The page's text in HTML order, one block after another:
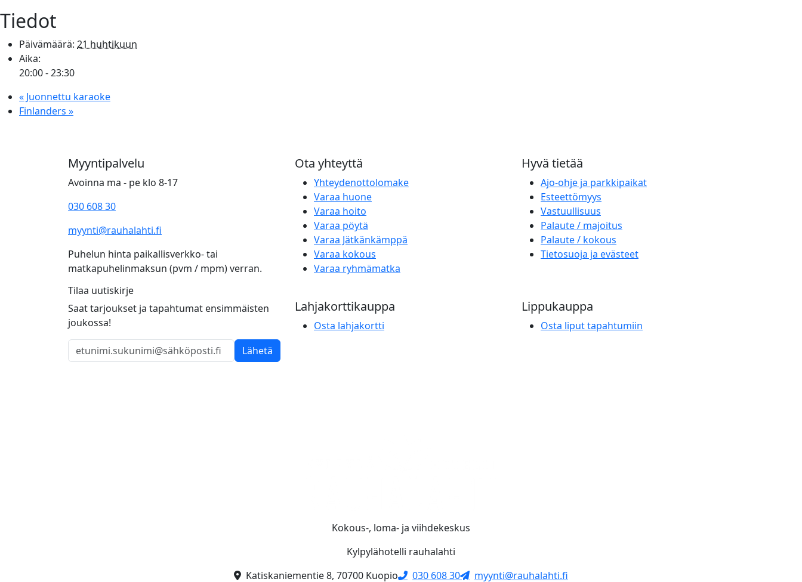
Tiedot
Päivämäärä: 21 huhtikuun
Aika:
20:00 - 23:30
« Juonnettu karaoke
Finlanders »
Myyntipalvelu
Avoinna ma - pe klo 8-17
030 608 30
myynti@rauhalahti.fi
Puhelun hinta paikallisverkko- tai
matkapuhelinmaksun (pvm / mpm) verran.
Tilaa uutiskirje
Saat tarjoukset ja tapahtumat ensimmäisten
joukossa!
Lähetä
Ota yhteyttä
Yhteydenottolomake
Varaa huone
Varaa hoito
Varaa pöytä
Varaa Jätkänkämppä
Varaa kokous
Varaa ryhmämatka
Hyvä tietää
Ajo-ohje ja parkkipaikat
Esteettömyys
Vastuullisuus
Palaute / majoitus
Palaute / kokous
Tietosuoja ja evästeet
Lahjakorttikauppa
Osta lahjakortti
Lippukauppa
Osta liput tapahtumiin
Kokous-, loma- ja viihdekeskus
Kylpylähotelli rauhalahti
Katiskaniementie 8, 70700 Kuopio
030 608 30 myynti@rauhalahti.fi